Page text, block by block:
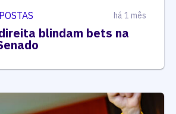
há 1 mês
blindam bets na